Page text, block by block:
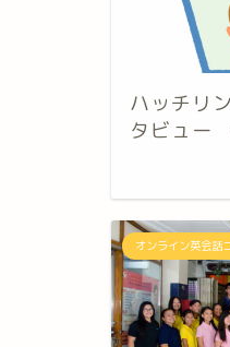
ハッチリ
タビュ
オンライン英会話